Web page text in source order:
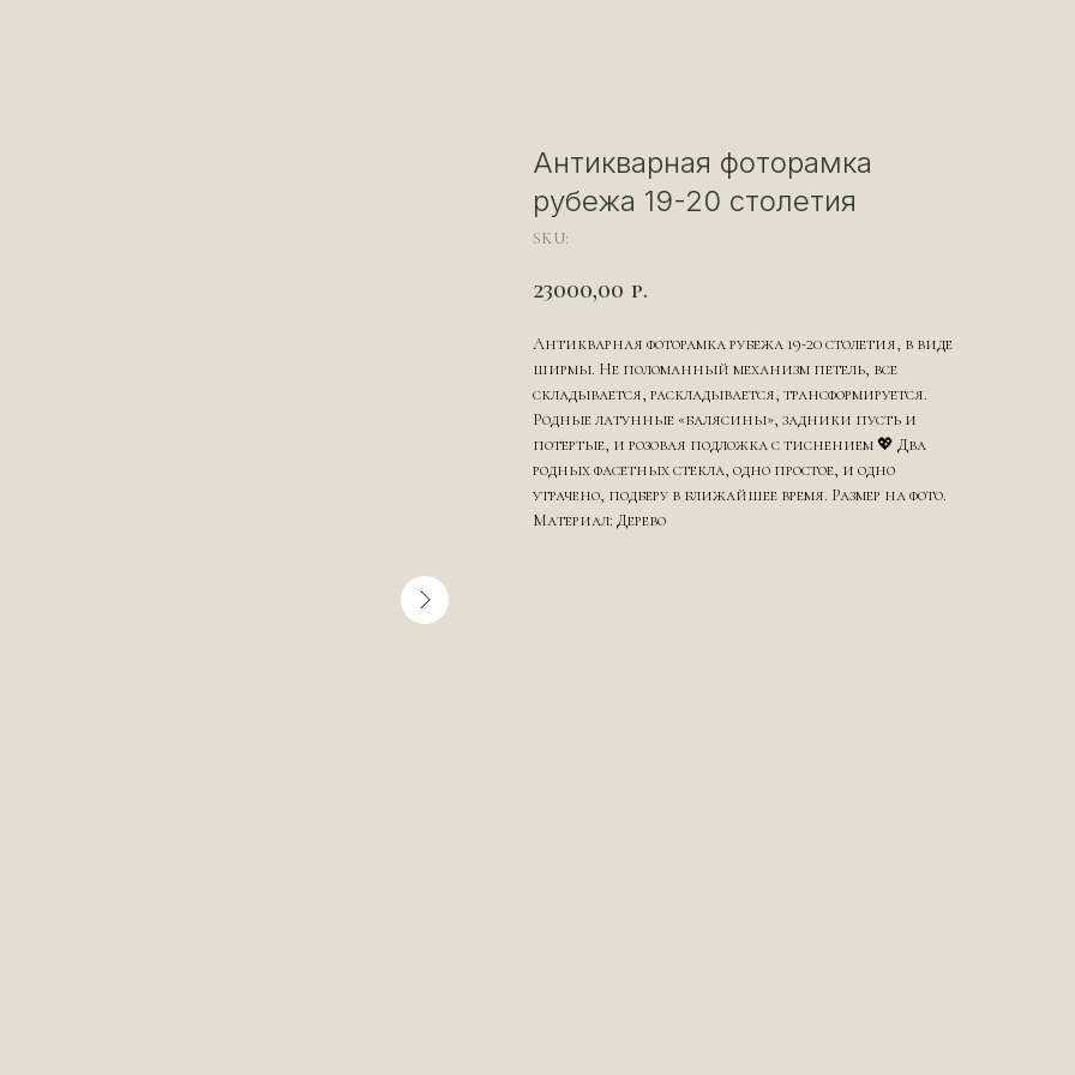
Антикварная фоторамка
рубежа 19-20 столетия
SKU:
23000,00 р.
Антикварная фоторамка рубежа 19-20 столетия, в виде
ширмы. Не поломанный механизм петель, все
складывается, раскладывается, трансформируется.
Родные латунные «балясины», задники пусть и
потертые, и розовая подложка с тиснением 💖 Два
родных фасетных стекла, одно простое, и одно
утрачено, подберу в ближайшее время. Размер на фото.
Материал: Дерево